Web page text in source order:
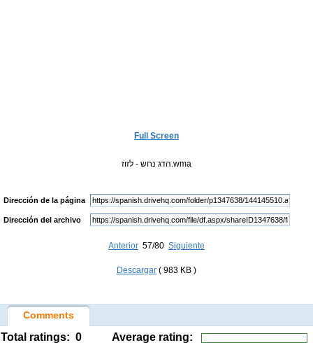
Full Screen
הדג נחש - לזוז.wma
Dirección de la página
Dirección del archivo
Anterior 57/80 Siguiente
Descargar ( 983 KB )
Comments
Total ratings: 0 Average rating: